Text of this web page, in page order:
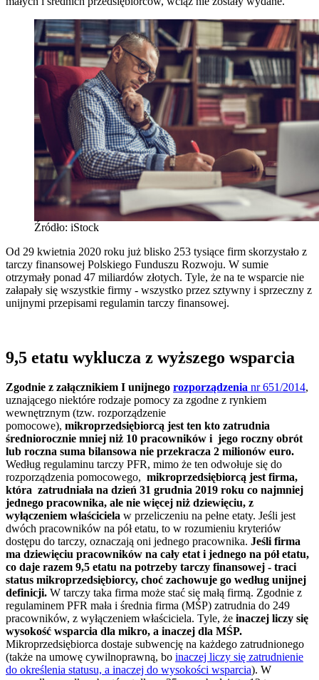
Źródło: iStock
Od 29 kwietnia 2020 roku już blisko 253 tysiące firm skorzystało z
tarczy finansowej Polskiego Funduszu Rozwoju. W sumie
otrzymały ponad 47 miliardów złotych. Tyle, że na te wsparcie nie
załapały się wszystkie firmy - wszystko przez sztywny i sprzeczny z
unijnymi przepisami regulamin tarczy finansowej.
9,5 etatu wyklucza z wyższego wsparcia
Zgodnie z załącznikiem I unijnego rozporządzenia nr 651/2014,
uznającego niektóre rodzaje pomocy za zgodne z rynkiem
wewnętrznym (tzw. rozporządzenie
pomocowe), mikroprzedsiębiorcą jest ten kto zatrudnia
średniorocznie mniej niż 10 pracowników i jego roczny obrót
lub roczna suma bilansowa nie przekracza 2 milionów euro.
Według regulaminu tarczy PFR, mimo że ten odwołuje się do
rozporządzenia pomocowego, mikroprzedsiębiorcą jest firma,
która zatrudniała na dzień 31 grudnia 2019 roku co najmniej
jednego pracownika, ale nie więcej niż dziewięciu, z
wyłączeniem właściciela w przeliczeniu na pełne etaty. Jeśli jest
dwóch pracowników na pół etatu, to w rozumieniu kryteriów
dostępu do tarczy, oznaczają oni jednego pracownika. Jeśli firma
ma dziewięciu pracowników na cały etat i jednego na pół etatu,
co daje razem 9,5 etatu na potrzeby tarczy finansowej - traci
status mikroprzedsiębiorcy, choć zachowuje go według unijnej
definicji. W tarczy taka firma może stać się małą firmą. Zgodnie z
regulaminem PFR mała i średnia firma (MŚP) zatrudnia do 249
pracowników, z wyłączeniem właściciela. Tyle, że inaczej liczy się
wysokość wsparcia dla mikro, a inaczej dla MŚP.
Mikroprzedsiębiorca dostaje subwencję na każdego zatrudnionego
(także na umowę cywilnoprawną, bo inaczej liczy się zatrudnienie
do określenia statusu, a inaczej do wysokości wsparcia). W